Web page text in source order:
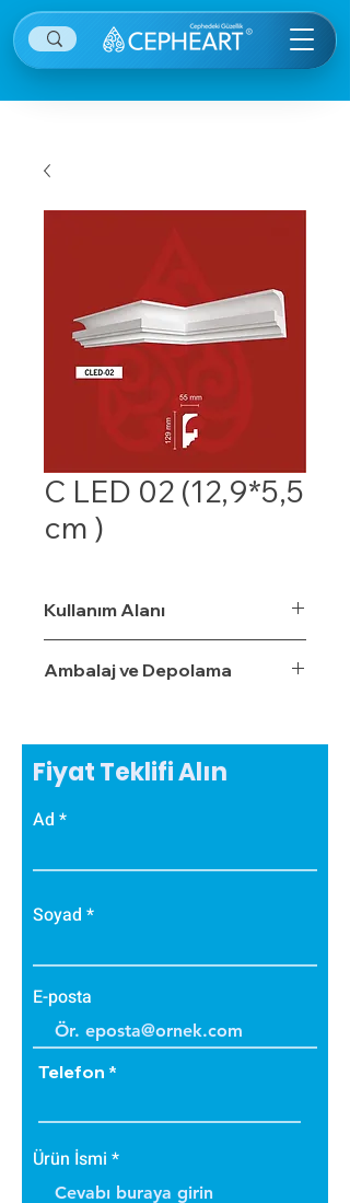
C LED 02 (12,9*5,5
cm )
Kullanım Alanı
Ambalaj ve Depolama
Fiyat Teklifi Alın
Ad
Soyad
E-posta
Telefon
Ürün İsmi